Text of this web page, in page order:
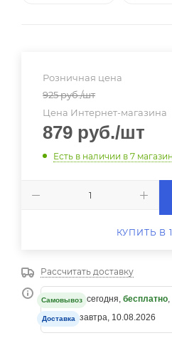
Розничная цена
925руб./шт
Цена Интернет-магазина
879 руб./шт
Есть в наличии в 7
КУПИТЬ В
Рассчитать доставку
Самовывоз сегодня, бесплатно,
Доставка завтра, 10.08.2026